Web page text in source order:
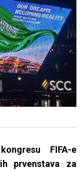
FIFA-e
prvenstava za